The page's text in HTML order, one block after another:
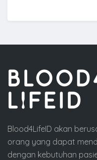
Blood4LifeID akan
orang yang dapat
dengan kebutuhan